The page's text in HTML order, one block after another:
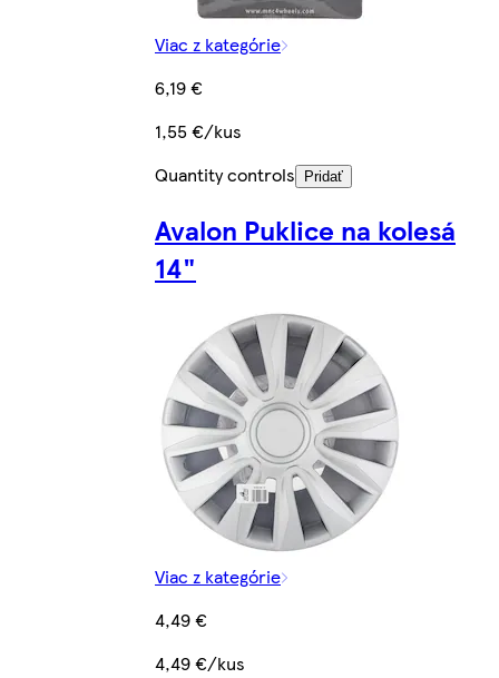
Viac z kategórie
6,19 €
1,55 €/kus
Quantity controls
Pridať
Avalon Puklice na kolesá
14"
Viac z kategórie
4,49 €
4,49 €/kus